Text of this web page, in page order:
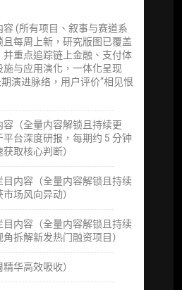
(所有项目、叙事与赛道系
且每周上新，研究版图已覆盖
并重点追踪链上金融、支付体
施与应用演化，一体化呈现
演进脉络，用户评价“相见恨
（全量内容解锁且持续更
台深度研报，每期约 5 分钟
取核心判断）
目内容（全量内容解锁且持续
场风向异动）
目内容（全量内容解锁且持续
拆解新发热门融资项目）
华高效吸收）
精华高效吸收）
栏目历史内容
术语悬浮释义）
送
反馈
扣（9.5 折）
立即开通